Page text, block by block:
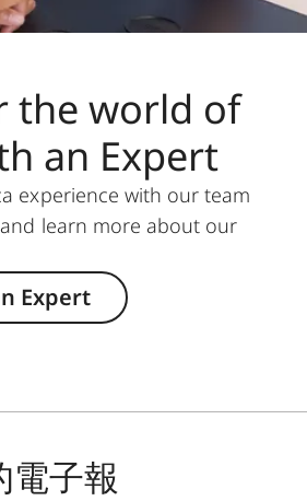
g
the world of
an Expert
experience with our team
learn more about our
Expert
電子報